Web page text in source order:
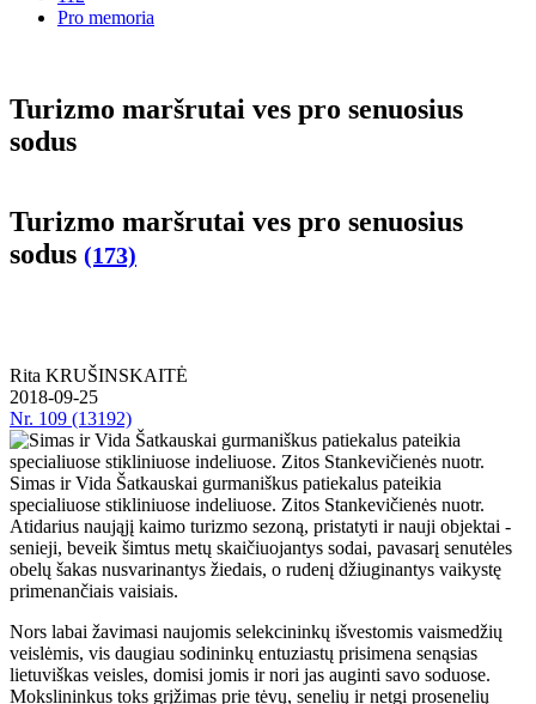
Pro memoria
Turizmo maršrutai ves pro senuosius
sodus
Turizmo maršrutai ves pro senuosius
sodus (173)
Rita KRUŠINSKAITĖ
2018-09-25
Nr. 109 (13192)
Simas ir Vida Šatkauskai gurmaniškus patiekalus pateikia
specialiuose stikliniuose indeliuose. Zitos Stankevičienės nuotr.
Atidarius naująjį kaimo turizmo sezoną, pristatyti ir nauji objektai -
senieji, beveik šimtus metų skaičiuojantys sodai, pavasarį senutėles
obelų šakas nusvarinantys žiedais, o rudenį džiuginantys vaikystę
primenančiais vaisiais.
Nors labai žavimasi naujomis selekcininkų išvestomis vaismedžių
veislėmis, vis daugiau sodininkų entuziastų prisimena senąsias
lietuviškas veisles, domisi jomis ir nori jas auginti savo soduose.
Mokslininkus toks grįžimas prie tėvų, senelių ir netgi prosenelių